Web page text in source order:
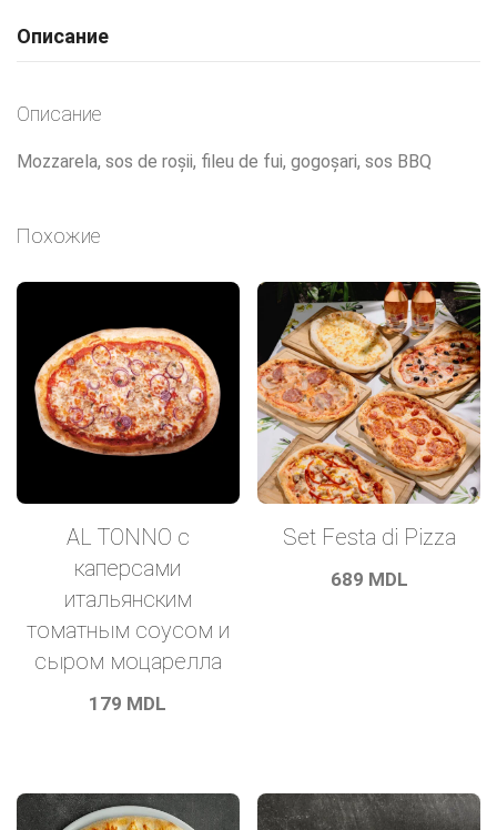
Описание
Описание
Mozzarela, sos de roșii, fileu de fui, gogoșari, sos BBQ
Похожие
AL TONNO с
каперсами
итальянским
томатным соусом и
сыром моцарелла
179 MDL
Set Festa di Pizza
689 MDL